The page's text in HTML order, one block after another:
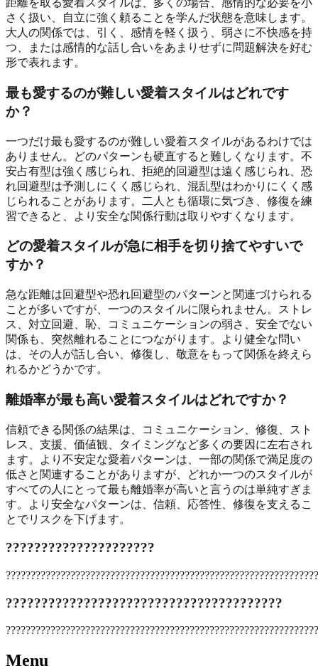
距離を取る愛着スタイルは、多くの場合、感情的な必要を小
さく扱い、自立に強く頼ることを学んだ状態を意味します。
大人の関係では、引く、感情を軽く扱う、弱さに不快感を持
つ、または感情的な話し合いをあまりせずに問題解決を好む
形で表れます。
最も愛するのが難しい愛着スタイルはどれです
か？
一つだけ最も愛するのが難しい愛着スタイルがあるわけでは
ありません。どのパターンも硬直すると難しくなります。不
安占有型は強く感じられ、拒絶的回避型は遠く感じられ、恐
れ回避型は予測しにくく感じられ、混乱型はわかりにくく感
じられることがあります。二人とも循環に気づき、修復を練
習できると、より安全な関係行動は取りやすくなります。
どの愛着スタイルが急に相手を切り捨てやすいで
すか？
急な距離は回避型や恐れ回避型のパターンと関連づけられる
ことが多いですが、一つのスタイルに限られません。ストレ
ス、対立回避、恥、コミュニケーションの弱さ、安全でない
関係も、突然離れることにつながります。より健全な問い
は、その人が話し合い、修復し、敬意をもって関係を終えら
れるかどうかです。
離婚率が最も高い愛着スタイルはどれですか？
信頼できる関係の結果は、コミュニケーション、修復、スト
レス、支援、価値観、タイミングなど多くの要因に左右され
ます。より不安定な愛着パターンは、一部の関係で満足度の
低さと関連することがありますが、どれか一つのスタイルが
すべての人にとって最も離婚率が高いと言うのは単純すぎま
す。より安全なパターンは、信頼、応答性、修復を支えるこ
とでリスクを下げます。
?????????????????????
???????????????????????????????????????
Menu